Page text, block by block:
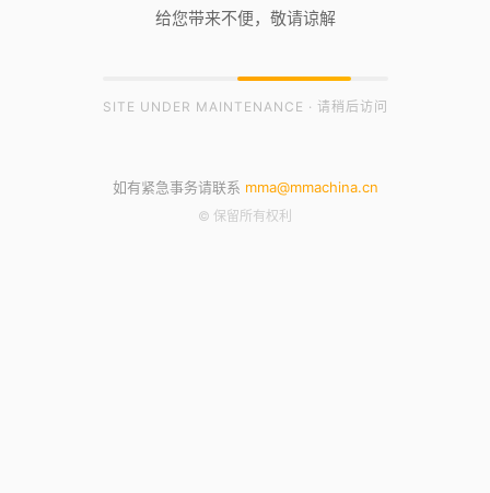
给您带来不便，敬请谅解
SITE UNDER MAINTENANCE · 请稍后访问
如有紧急事务请联系 mma@mmachina.cn
© 保留所有权利